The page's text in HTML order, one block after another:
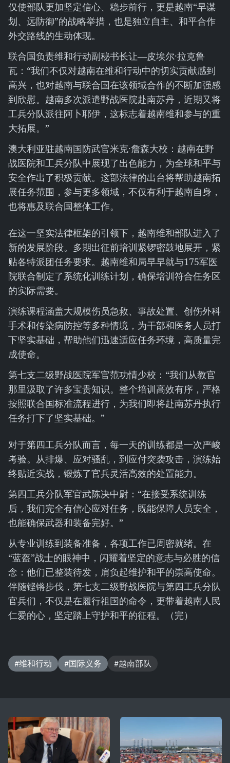
仅使部队更加坚定信心、稳步前行，更是越南“早谋
划、远防御”的战略举措，也是独立自主、和平合作
外交路线的生动体现。
联合国负责维和行动副秘书长让—皮埃尔·拉克鲁
瓦：“我们不仅对越南在维和行动中的切实贡献感到
高兴，也对越南与联合国在该领域合作的不断加强感
到欣慰。越南多次派遣野战医院赴南苏丹，近期又将
工兵分队派往阿卜耶伊，这标志着越南维和参与的重
大拓展。”
澳大利亚驻越南国防武官米克·詹森大校：越南在野
战医院和工兵分队中展现了出色能力，为全球和平与
安全作出了积极贡献。这部法律的出台将帮助越南拓
展任务范围，参与更多领域，不仅有利于越南自身，
也将惠及联合国整体工作。
在这一坚实法律框架的引领下，越南维和部队进入了
新的发展阶段。多期出征前培训紧锣密鼓地展开，紧
贴各特派团任务要求。越南维和局早早就与175军医
院联合制定了系统化训练计划，确保培训符合任务区
的实际需要。
演练课程涵盖大规模伤员急救、事故处置、创伤外科
手术和传染病防控等多种情境，为干部和医务人员打
下坚实基础，帮助他们迅速适应任务环境，高质量完
成使命。
第七支二级野战医院军官范功情少校：“我们从教官
那里汲取了许多宝贵知识。整个培训高效有序，严格
按照联合国标准流程进行，为我们即将赴南苏丹执行
任务打下了坚实基础。”
对于第四工兵分队而言，每一天的训练都是一次严峻
考验。从排爆、应对骚乱，到应付突袭攻击，演练始
终贴近实战，锻炼了官兵灵活高效的处置能力。
第四工兵分队军官武陈决中尉：“在接受系统训练
后，我们完全有信心应对任务，既能保障人员安全，
也能确保武器和装备完好。”
从专业训练到装备准备，各项工作已周密就绪。在
“蓝盔”战士的眼神中，闪耀着坚定的意志与必胜的信
念：他们已整装待发，肩负起维护和平的崇高使命。
伴随铿锵步伐，第七支二级野战医院与第四工兵分队
官兵们，不仅是在履行祖国的命令，更带着越南人民
仁爱的心，坚定踏上守护和平的征程。（完）
#维和行动 #国际义务 #越南部队